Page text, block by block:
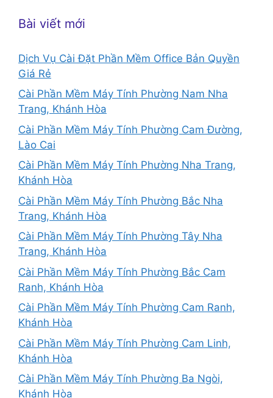
Bài viết mới
Dịch Vụ Cài Đặt Phần Mềm Office Bản Quyền
Giá Rẻ
Cài Phần Mềm Máy Tính Phường Nam Nha
Trang, Khánh Hòa
Cài Phần Mềm Máy Tính Phường Cam Đường,
Lào Cai
Cài Phần Mềm Máy Tính Phường Nha Trang,
Khánh Hòa
Cài Phần Mềm Máy Tính Phường Bắc Nha
Trang, Khánh Hòa
Cài Phần Mềm Máy Tính Phường Tây Nha
Trang, Khánh Hòa
Cài Phần Mềm Máy Tính Phường Bắc Cam
Ranh, Khánh Hòa
Cài Phần Mềm Máy Tính Phường Cam Ranh,
Khánh Hòa
Cài Phần Mềm Máy Tính Phường Cam Linh,
Khánh Hòa
Cài Phần Mềm Máy Tính Phường Ba Ngòi,
Khánh Hòa